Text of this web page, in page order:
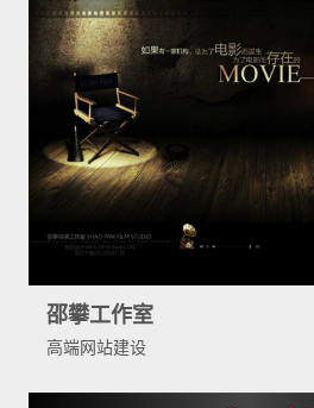
邵攀工作室
高端网站建设